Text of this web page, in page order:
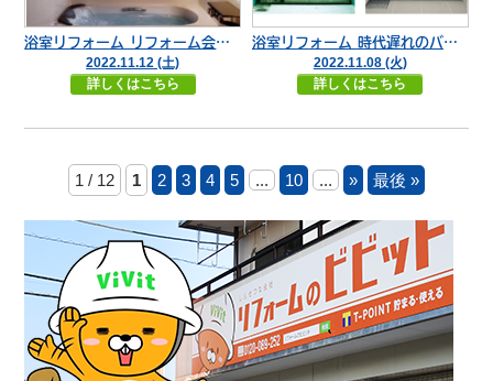
浴室リフォーム リフォーム会社がオススメ出来る浴室
2022.11.12 (土)
詳しくはこちら
浴室リフォーム 時代遅れのバランス釜まだ使ってませんか？
2022.11.08 (火)
詳しくはこちら
1 / 12 1 2 3 4 5 ... 10 ... » 最後 »